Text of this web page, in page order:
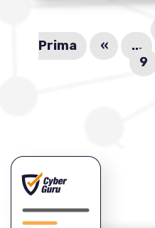
Prima
« ...
9